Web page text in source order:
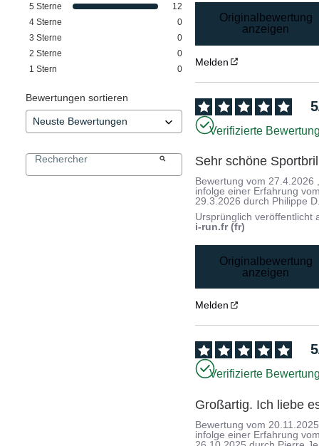
5 Sterne
12
4 Sterne
0
3 Sterne
0
2 Sterne
0
1 Stern 0
Bewertungen sortieren
Originalbewertung
anzeigen
Melden
5
Verifizierte
Sehr schöne
Bewertung vom 27.4.2026
infolge einer Erfahrung
29.3.2026 durch Philippe
Ursprünglich veröffentlicht
i-run.fr (fr)
Originalbewertung
anzeigen
Melden
5
Verifizierte
Großartig. Ich liebe
Bewertung vom 20.11.2025
infolge einer Erfahrung